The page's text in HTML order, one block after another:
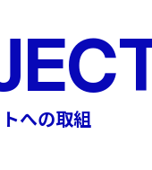
への取組